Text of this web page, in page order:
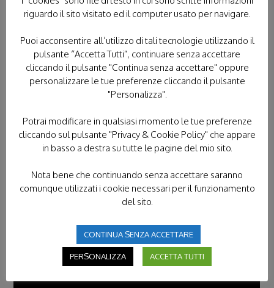
Domenica 21 gennaio 2024
“Il cammino dell’Associazione nel 2024: il tempo
dell’impegno, della gioia, dell’unità”
Rocco Palese, Presidente Nazionale Unitalsi
riguardo il sito visitato ed il computer usato per navigare.
Puoi acconsentire all’utilizzo di tali tecnologie utilizzando il
pulsante “Accetta Tutti”, continuare senza accettare
cliccando il pulsante "Continua senza accettare" oppure
personalizzare le tue preferenze cliccando il pulsante
"Personalizza".
Potrai modificare in qualsiasi momento le tue preferenze
cliccando sul pulsante "Privacy & Cookie Policy" che appare
in basso a destra su tutte le pagine del mio sito.
Nota bene che continuando senza accettare saranno
comunque utilizzati i cookie necessari per il funzionamento
del sito.
CONTINUA SENZA ACCETTARE
PERSONALIZZA ACCETTA TUTTI